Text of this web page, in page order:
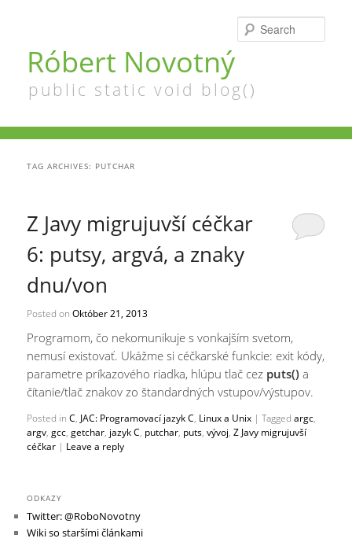
Róbert Novotný
public static void blog()
TAG ARCHIVES: PUTCHAR
Z Javy migrujuvší céčkar
6: putsy, argvá, a znaky
dnu/von
Posted onOktóber 21, 2013
Programom, čo nekomunikuje s vonkajším svetom,
nemusí existovať. Ukážme si céčkarské funkcie: exit kódy,
parametre príkazového riadka, hlúpu tlač cez puts() a
čítanie/tlač znakov zo štandardných vstupov/výstupov.
Posted in C, JAC: Programovací jazyk C, Linux a Unix |Tagged argc,
argv,gcc,getchar, jazyk C, putchar, puts,vývoj,Z Javy migrujuvší
céčkar | Leave a reply
ODKAZY
Twitter: @RoboNovotny
Wiki so staršími článkami